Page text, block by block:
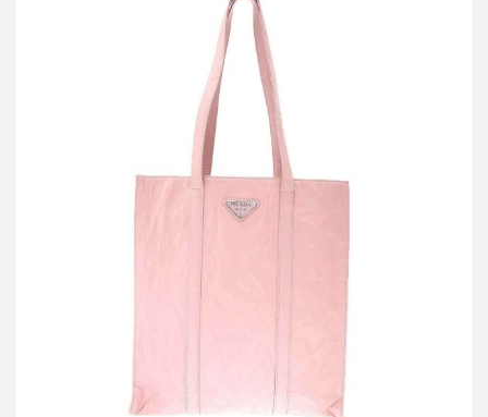
プラダ リンクル レザートートバッグ
買取金額42,000円